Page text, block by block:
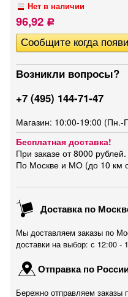
Нет в наличии
96,92 Р
Возникли вопросы?
+7 (495) 144-71-47
Магазин: 10:00-19:00 (Пн.-
Бесплатная доставка!
При заказе от 8000 рублей.
По Москве и МО (до 10 км
Доставка по
Мы доставляем заказы по
доставки на выбор: с 12:00 -
Отправка по
Бережно отправляем заказы